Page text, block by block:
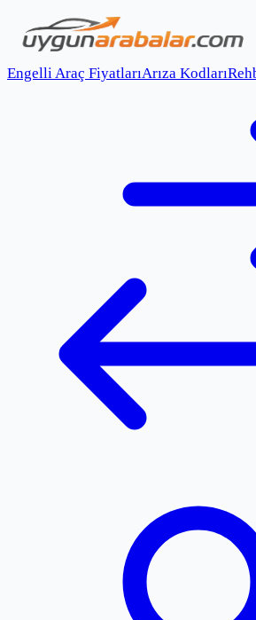
Engelli Araç FiyatlarıArıza Kodları